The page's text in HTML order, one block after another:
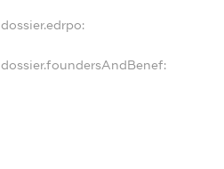
dossier.edrpo:
dossier.foundersAndBenef: